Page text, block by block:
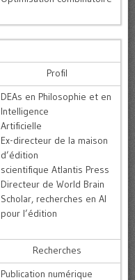
Profil
DEAs en Philosophie et en
Intelligence
Artificielle
Ex-directeur de la maison
d’édition
scientifique Atlantis Press
Directeur de World Brain
Scholar, recherches en AI
pour l’édition
Recherches
Publication numérique